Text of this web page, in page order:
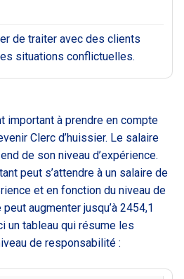
de traiter avec des clients
situations conflictuelles.
important à prendre en compte
Clerc d’huissier. Le salaire
de son niveau d’expérience.
peut s’attendre à un salaire de
et en fonction du niveau de
augmenter jusqu’à 2454,1
un tableau qui résume les
de responsabilité :